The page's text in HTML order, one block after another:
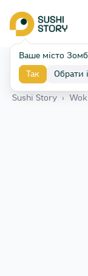
Ваше місто
Так Обрати
Назад
Sushi Story ›